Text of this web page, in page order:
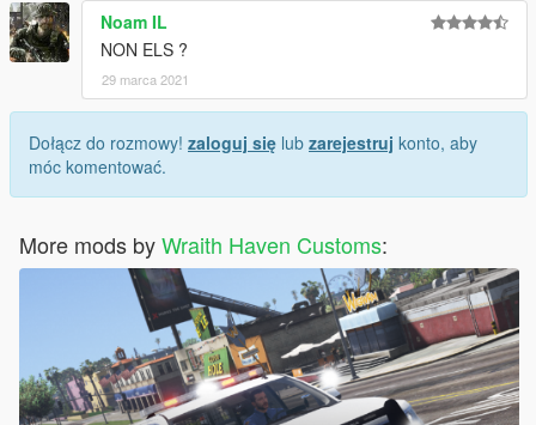
Noam IL
NON ELS ?
29 marca 2021
Dołącz do rozmowy! zaloguj się lub zarejestruj konto, aby
móc komentować.
More mods byWraith Haven Customs: